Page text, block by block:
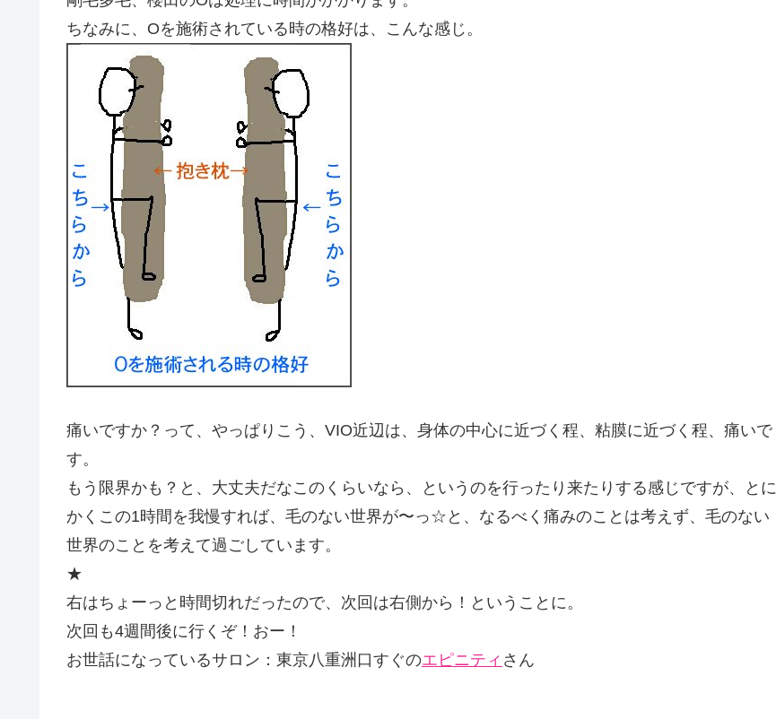
ちなみに、Oを施術されている時の格好は、こんな感じ。
痛いですか？って、やっぱりこう、VIO近辺は、身体の中心に近づく程、粘膜に近づく程、痛いで
す。
もう限界かも？と、大丈夫だなこのくらいなら、というのを行ったり来たりする感じですが、とに
かくこの1時間を我慢すれば、毛のない世界が〜っ☆と、なるべく痛みのことは考えず、毛のない
世界のことを考えて過ごしています。
★
右はちょーっと時間切れだったので、次回は右側から！ということに。
次回も4週間後に行くぞ！おー！
お世話になっているサロン：東京八重洲口すぐのエピニティ さん